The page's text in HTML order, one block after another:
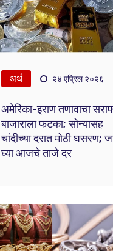
अर्थ २४ एप्रिल २०२६
अमेरिका-इराण तणावाचा
बाजाराला फटका; सोन्यासह
चांदीच्या दरात मोठी घसरण;
घ्या आजचे ताजे दर